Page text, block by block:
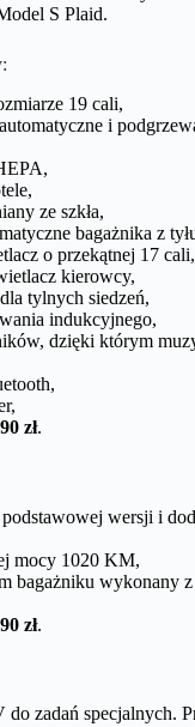
S Plaid.
19 cali,
i
ze szkła,
bagażnika z
o przekątnej 17 cali,
kierowcy,
tylnych siedzeń,
indukcyjnego,
dzięki którym
zł.
wersji i
mocy 1020 KM,
bagażniku wykonany z
zł.
zadań specjalnych.